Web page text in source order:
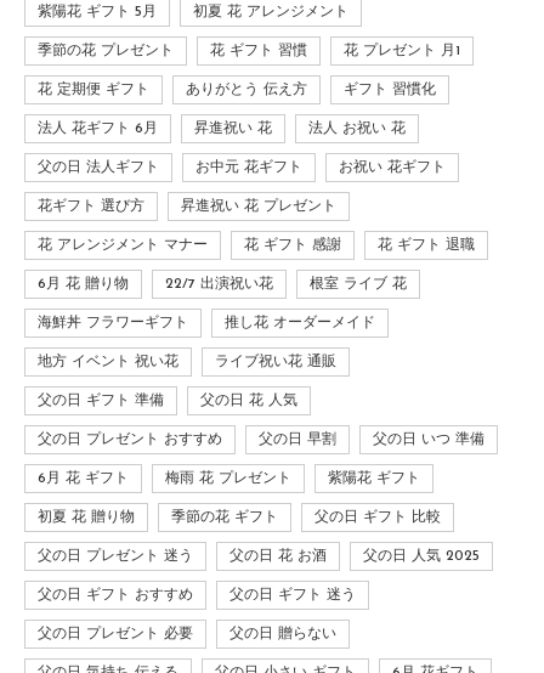
紫陽花 ギフト 5月 初夏 花 アレンジメント
季節の花 プレゼント 花 ギフト 習慣 花 プレゼント 月1
花 定期便 ギフト ありがとう 伝え方 ギフト 習慣化
法人 花ギフト 6月 昇進祝い 花 法人 お祝い 花
父の日 法人ギフト お中元 花ギフト お祝い 花ギフト
花ギフト 選び方 昇進祝い 花 プレゼント
花 アレンジメント マナー 花 ギフト 感謝 花 ギフト 退職
6月 花 贈り物 22/7 出演祝い花 根室 ライブ 花
海鮮丼 フラワーギフト 推し花 オーダーメイド
地方 イベント 祝い花 ライブ祝い花 通販
父の日 ギフト 準備 父の日 花 人気
父の日 プレゼント おすすめ 父の日 早割 父の日 いつ 準備
6月 花 ギフト 梅雨 花 プレゼント 紫陽花 ギフト
初夏 花 贈り物 季節の花 ギフト 父の日 ギフト 比較
父の日 プレゼント 迷う 父の日 花 お酒 父の日 人気 2025
父の日 ギフト おすすめ 父の日 ギフト 迷う
父の日 プレゼント 必要 父の日 贈らない